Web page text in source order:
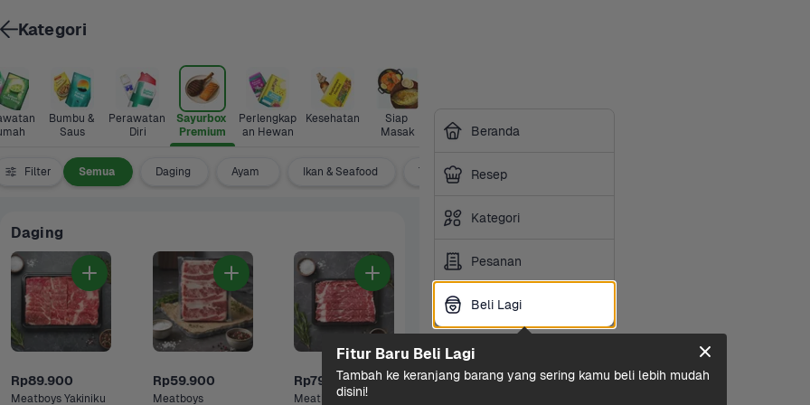
Bumbu &
Saus
Perawatan
Diri
Sayurbox
Premium
Perlengkap
an Hewan
Kesehatan
Siap
Masak
Filter Semua Daging Ayam Ikan & Seafood Tahu, Tempe & Telur
Daging
Rp89.900
Meatboys Yakiniku
Rp59.900
Meatboys
Rp79.900
Meatboys Shabu
Beranda
Resep
Kategori
Pesanan
Beli Lagi
Kategori
Beli Lagi
Fitur Baru Beli Lagi
Tambah ke keranjang barang yang sering kamu beli lebih mudah
disini!